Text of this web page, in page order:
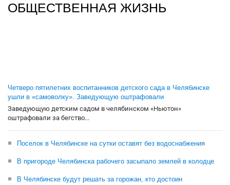
ОБЩЕСТВЕННАЯ ЖИЗНЬ
Четверо пятилетних воспитанников детского сада в Челябинске
ушли в «самоволку». Заведующую оштрафовали
Заведующую детским садом в челябинском «Ньютон»
оштрафовали за бегство...
Поселок в Челябинске на сутки оставят без водоснабжения
В пригороде Челябинска рабочего засыпало землей в колодце
В Челябинске будут решать за горожан, кто достоин